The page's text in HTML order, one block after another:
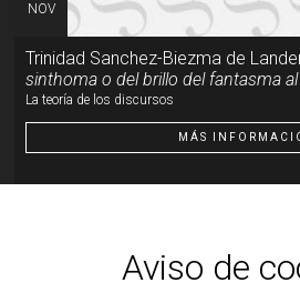
Aviso de
NOV
Trinidad Sanchez-Biezma de
sinthoma o del brillo del fantasma
La teoría de los discursos
MÁS